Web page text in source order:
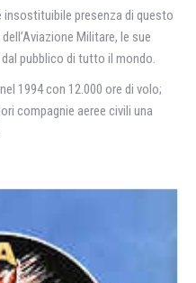
insostituibile presenza di questo
Militare, le sue
pubblico di tutto il mondo.
1994 con 12.000 ore di volo;
compagnie aeree civili una